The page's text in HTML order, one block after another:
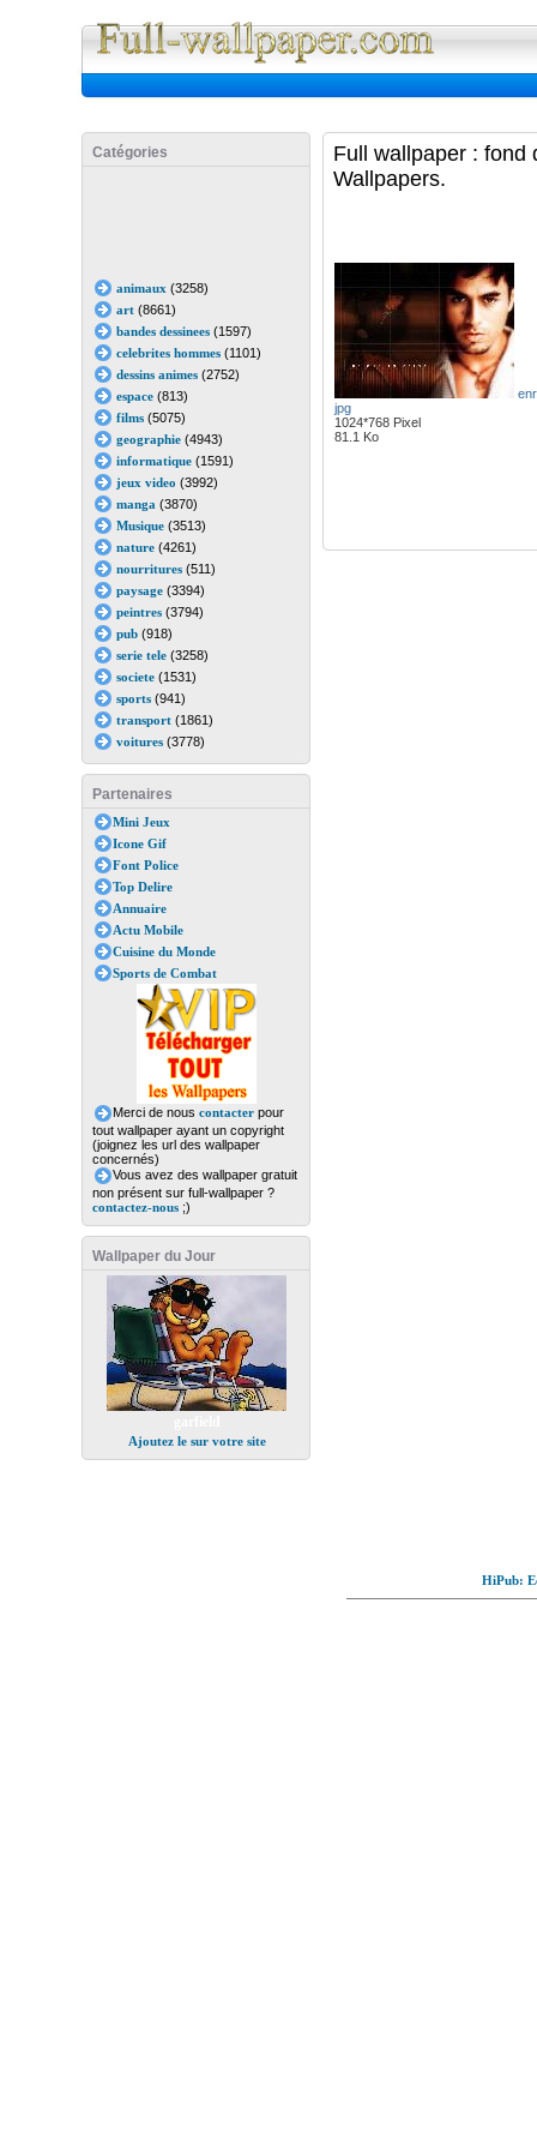
Catégories
animaux (3258)
art(8661)
bandes dessinees(1597)
celebrites hommes(1101)
dessins animes(2752)
espace(813)
films(5075)
geographie(4943)
informatique(1591)
jeux video (3992)
manga (3870)
Musique(3513)
nature(4261)
nourritures(511)
paysage(3394)
peintres(3794)
pub(918)
serie tele(3258)
societe(1531)
sports(941)
transport(1861)
voitures(3778)
Partenaires
Mini Jeux
Icone Gif
Font Police
Top Delire
Annuaire
Actu Mobile
Cuisine du Monde
Sports de Combat
Merci de nous contacterpour
tout wallpaper ayant un copyright
(joignez les url des wallpaper
concernés)
Vous avez des wallpaper gratuit
non présent sur full-wallpaper ?
contactez-nous;)
Wallpaper du Jour
Ajoutez le sur votre site
Full wallpaper : fond
Wallpapers.
jpg
1024*768 Pixel
81.1 Ko
HiPub: